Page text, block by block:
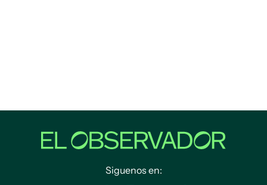
Siguenos en: